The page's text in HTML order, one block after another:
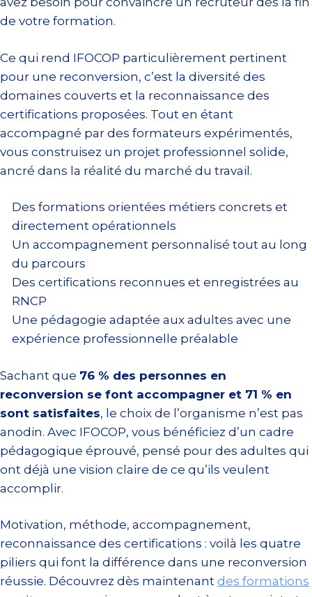
de votre formation.
Ce qui rend IFOCOP particulièrement pertinent
pour une reconversion, c’est la diversité des
domaines couverts et la reconnaissance des
certifications proposées. Tout en étant
accompagné par des formateurs expérimentés,
vous construisez un projet professionnel solide,
ancré dans la réalité du marché du travail.
Des formations orientées métiers concrets et
directement opérationnels
Un accompagnement personnalisé tout au long
du parcours
Des certifications reconnues et enregistrées au
RNCP
Une pédagogie adaptée aux adultes avec une
expérience professionnelle préalable
Sachant que 76 % des personnes en
reconversion se font accompagner et 71 % en
sont satisfaites, le choix de l’organisme n’est pas
anodin. Avec IFOCOP, vous bénéficiez d’un cadre
pédagogique éprouvé, pensé pour des adultes qui
ont déjà une vision claire de ce qu’ils veulent
accomplir.
Motivation, méthode, accompagnement,
reconnaissance des certifications : voilà les quatre
piliers qui font la différence dans une reconversion
réussie. Découvrez dès maintenant des formations